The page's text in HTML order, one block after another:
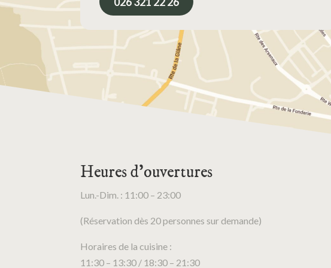
Heures d’ouvertures
Lun.-Dim. : 11:00 – 23:00
(Réservation dès 20 personnes sur demande)
Horaires de la cuisine :
11:30 – 13:30 / 18:30 – 21:30